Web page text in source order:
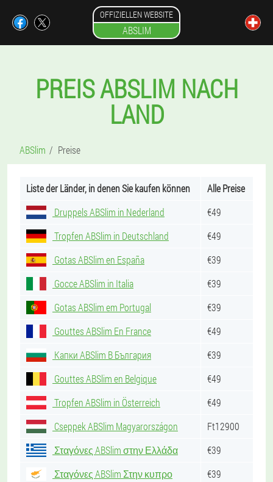
OFFIZIELLEN WEBSITE
ABSLIM
PREIS ABSLIM NACH
LAND
ABSlim Preise
Liste der Länder, in denen Sie kaufen können
Alle Preise
Druppels ABSlim in Nederland
€49
Tropfen ABSlim in Deutschland
€49
Gotas ABSlim en España
€39
Gocce ABSlim in Italia
€39
Gotas ABSlim em Portugal
€39
Gouttes ABSlim En France
€49
Капки ABSlim В България
€39
Gouttes ABSlim en Belgique
€49
Tropfen ABSlim in Österreich
€49
Cseppek ABSlim Magyarországon
Ft12900
Σταγόνες ABSlim στην Ελλάδα
€39
Σταγόνες ABSlim Στην κυπρο
€39